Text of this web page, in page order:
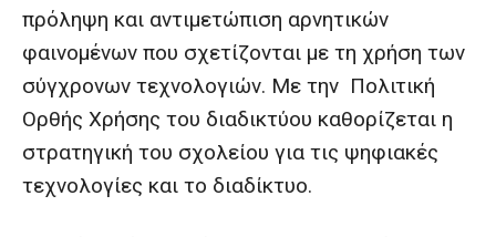
πρόληψη και αντιμετώπιση αρνητικών
φαινομένων που σχετίζονται με τη χρήση των
σύγχρονων τεχνολογιών. Με την Πολιτική
Ορθής Χρήσης του διαδικτύου καθορίζεται η
στρατηγική του σχολείου για τις ψηφιακές
τεχνολογίες και το διαδίκτυο.